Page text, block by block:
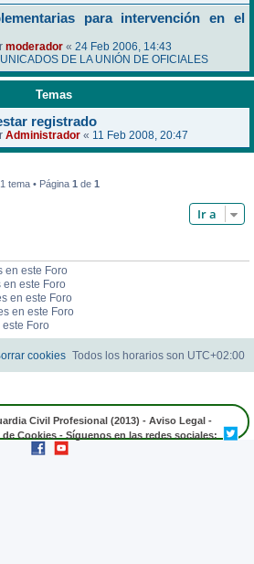
para intervención en el
moderador « 24 Feb 2006, 14:43
DE LA UNIÓN DE OFICIALES
Temas
registrado
Administrador « 11 Feb 2008, 20:47
1 tema • Página 1de 1
Ir a
en este Foro
en este Foro
en este Foro
en este Foro
Foro
Todos los horarios son UTC+02:00
cookies
Civil Profesional (2013) - Aviso Legal -
de Cookies- Síguenos en las redes sociales: